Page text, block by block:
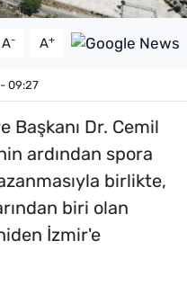
A- A+
09:27
Başkanı Dr. Cemil
ardından spora
birlikte,
biri olan
İzmir'e